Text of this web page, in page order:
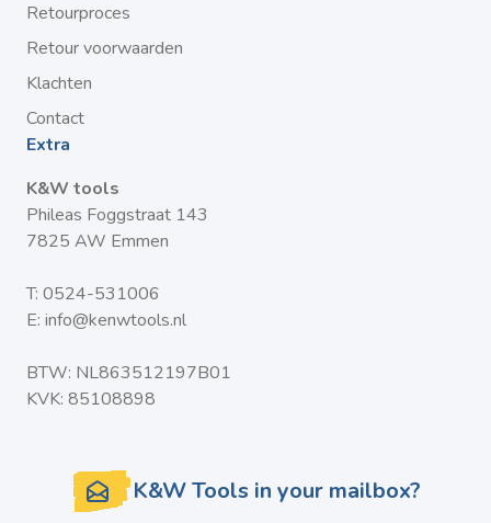
Retourproces
Retour voorwaarden
Klachten
Contact
Extra
K&W tools
Phileas Foggstraat 143
7825 AW Emmen
T: 0524-531006
E: info@kenwtools.nl
BTW: NL863512197B01
KVK: 85108898
K&W Tools in your mailbox?